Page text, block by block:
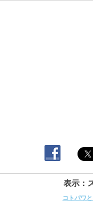
表示：
コトパワ